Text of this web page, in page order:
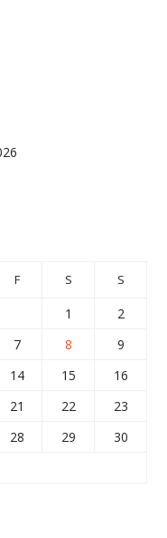
F S S
1
2
7 8
9
14 15
16
21 22
23
28 29
30